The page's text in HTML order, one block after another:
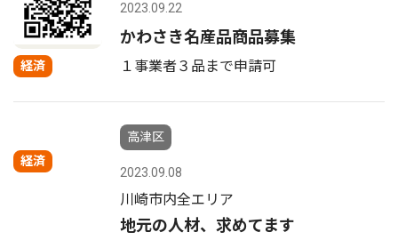
経済
2023.09.22
かわさき名産品商品募集
１事業者３品まで申請可
経済
高津区
2023.09.08
川崎市内全エリア
地元の人材、求めてます